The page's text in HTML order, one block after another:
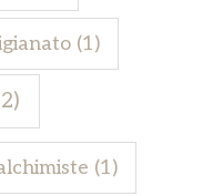
(1)
(1)